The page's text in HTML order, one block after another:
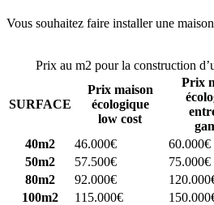
Vous souhaitez faire installer une
Prix au m2 pour la construction
SURFACE
Prix maison
écologique
low cost
Prix
40m2
46.000€ 60.000€
50m2
57.500€ 75.000€
80m2
92.000€
100m2
115.000€